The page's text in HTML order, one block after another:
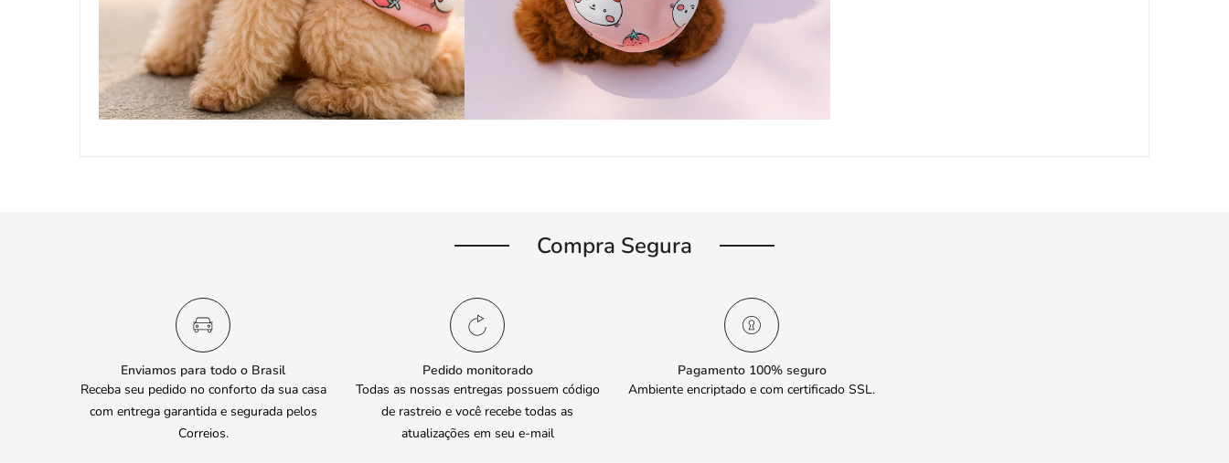
Compra Segura
Enviamos para todo o Brasil
Receba seu pedido no conforto da sua casa
com entrega garantida e segurada pelos
Correios.
Pedido monitorado
Todas as nossas entregas possuem código
de rastreio e você recebe todas as
atualizações em seu e-mail
Pagamento 100% seguro
Ambiente encriptado e com certificado SSL.